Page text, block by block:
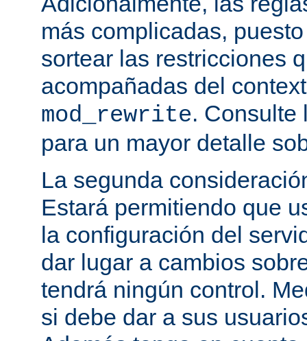
más complicadas,
sortear las restricciones
acompañadas del
mod_rewrite.
para un mayor detalle
La segunda
Estará permitiendo que
la configuración del
dar lugar a cambios
tendrá ningún control.
si debe dar a sus